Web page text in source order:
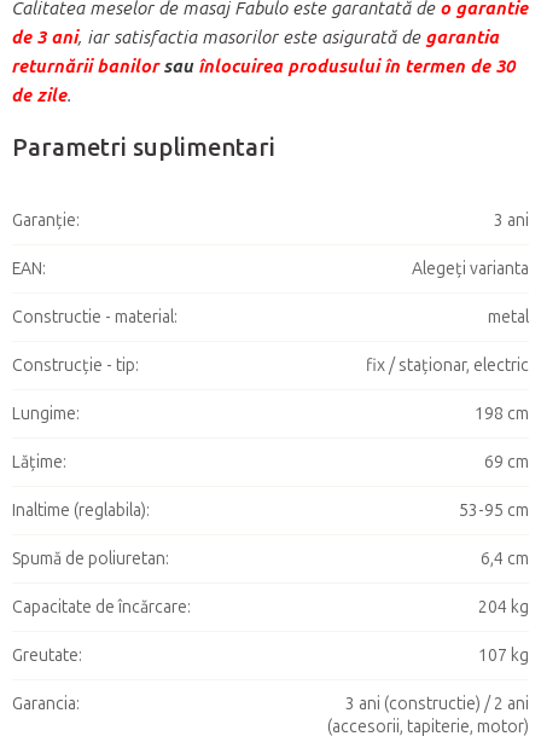
Calitatea meselor de masaj Fabulo este garantată de o garantie
de 3 ani, iar satisfactia masorilor este asigurată de garantia
returnării banilorsau înlocuirea produsului în termen de 30
de zile.
Parametri suplimentari
Garanţie: 3 ani
EAN: Alegeţi varianta
Constructie - material: metal
Construcție - tip: fix / staționar, electric
Lungime: 198 cm
Lățime: 69 cm
Inaltime (reglabila): 53-95 cm
Spumă de poliuretan: 6,4 cm
Capacitate de încărcare: 204 kg
Greutate: 107 kg
Garancia:
3 ani (constructie) / 2 ani
(accesorii, tapiterie, motor)